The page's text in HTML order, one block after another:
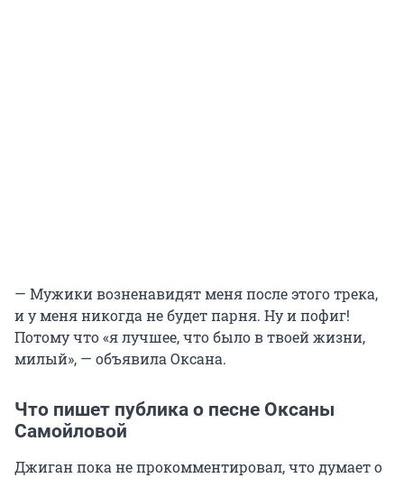
— Мужики возненавидят меня после этого трека,
и у меня никогда не будет парня. Ну и пофиг!
Потому что «я лучшее, что было в твоей жизни,
милый», — объявила Оксана.
Что пишет публика о песне Оксаны
Самойловой
Джиган пока не прокомментировал, что думает о